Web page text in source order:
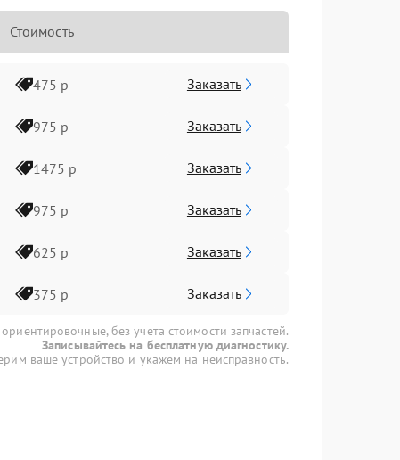
Стоимость
475 р Заказать
975 р Заказать
1475 р Заказать
975 р Заказать
625 р Заказать
375 р Заказать
без учета стоимости запчастей.
Записывайтесь на бесплатную диагностику.
ваше устройство и укажем на неисправность.